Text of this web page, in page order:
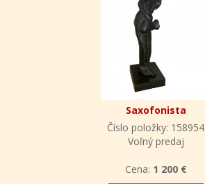
Saxofonista
Číslo položky: 158954
Voľný predaj
Cena: 1 200 €